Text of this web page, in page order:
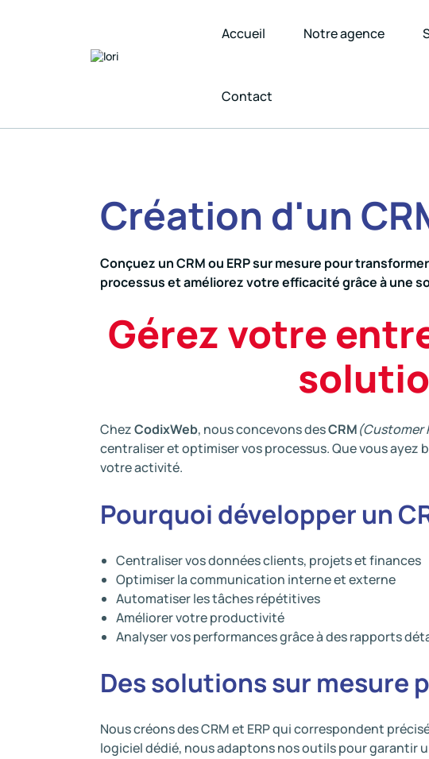
Accueil Notre agence
Contact
Création d'un
Conçuez un CRM ou ERP sur mesure pour
processus et améliorez votre efficacité grâce à une
Gérez votre
ChezCodixWeb, nous concevons desCRM(Customer
centraliser et optimiser vos processus. Que vous
votre activité.
Pourquoi développer un
Centraliser vos données clients, projets et finances
Optimiser la communication interne et externe
Automatiser les tâches répétitives
Améliorer votre productivité
Analyser vos performances grâce à des rapports
Des solutions sur mesure
Nous créons des CRM et ERP qui correspondent
logiciel dédié, nous adaptons nos outils pour garantir